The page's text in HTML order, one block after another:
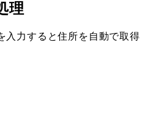
理
入力すると住所を自動で取